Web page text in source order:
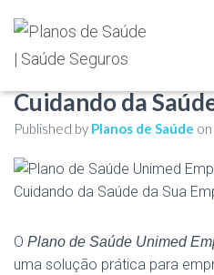
Plano de Saúde
Empresarial em
Cuidando da
Published by Planos de Saúde on
O Plano de Saúde Unimed
uma solução prática para